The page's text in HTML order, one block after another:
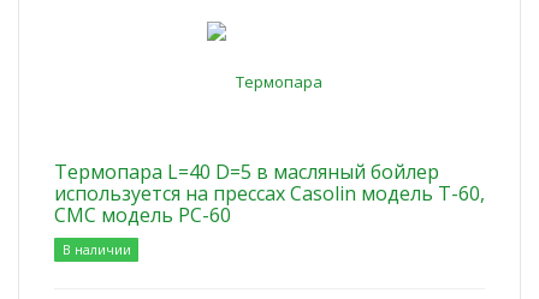
Термопара L=40 D=5 в масляный бойлер
используется на прессах Casolin модель T-60,
CMC модель PC-60
В наличии